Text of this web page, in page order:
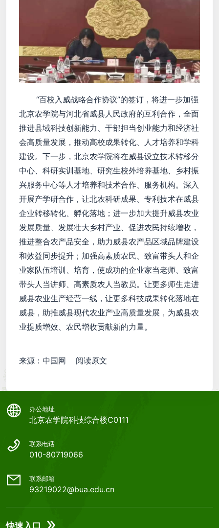
“百校入威战略合作协议”的签订，将进一步加强
北京农学院与河北省威县人民政府的互利合作，全面
推进县域科技创新能力、干部担当创业能力和经济社
会高质量发展，推动高校成果转化、人才培养和学科
建设。下一步，北京农学院将在威县设立技术转移分
中心、科研实训基地、研究生校外培养基地、乡村振
兴服务中心等人才培养和技术合作、服务机构。深入
开展产学研合作，让北农科研成果、专利技术在威县
企业转移转化、孵化落地；进一步加大提升威县农业
发展质量、发展壮大乡村产业、促进农民持续增收，
推进整合农产品安全，助力威县农产品区域品牌建设
和效益同步提升；加强高素质农民、致富带头人和企
业家队伍培训、培育，使成功的企业家当老师、致富
带头人当讲师、高素质农人当教员。让更多师生走进
威县农业生产经营一线，让更多科技成果转化落地在
威县，助推威县现代农业产业高质量发展，为威县农
业提质增效、农民增收贡献新的力量。
来源：中国网 阅读原文
办公地址
北京农学院科技综合楼C0111
联系电话
010-80719066
联系邮箱
93219022@bua.edu.cn
快速入口